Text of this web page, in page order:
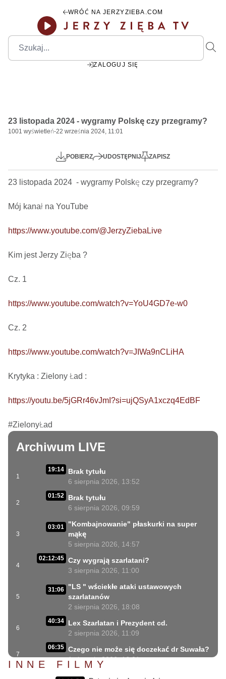
WRÓĆ NA JERZYZIEBA.COM
ZALOGUJ SIĘ
Play
23 listopada 2024 - wygramy Polskę czy przegramy?
1001 wyświetleń-22 września 2024, 11:01
POBIERZ UDOSTĘPNIJ ZAPISZ
23 listopada 2024  - wygramy Polskę czy przegramy?
Mój kanał na YouTube
https://www.youtube.com/@JerzyZiebaLive
Kim jest Jerzy Zięba ?
Cz. 1
https://www.youtube.com/watch?v=YoU4GD7e-w0
Cz. 2
https://www.youtube.com/watch?v=JIWa9nCLiHA
Krytyka : Zielony Ład :
https://youtu.be/5jGRr46vJmI?si=ujQSyA1xczq4EdBF
#ZielonyŁad
Archiwum LIVE
1
19:14
Brak tytułu
6 sierpnia 2026, 13:52
2
01:52
Brak tytułu
6 sierpnia 2026, 09:59
3
03:01
"Kombajnowanie" płaskurki na super
mąkę
5 sierpnia 2026, 14:57
4
02:12:45 Czy wygrają szarlatani?
3 sierpnia 2026, 11:00
5
31:06
"LS " wściekłe ataki ustawowych
szarlatanów
2 sierpnia 2026, 18:08
6
40:34
Lex Szarlatan i Prezydent cd.
2 sierpnia 2026, 11:09
7
06:35 Czego nie może się doczekać dr Suwała?
1 sierpnia 2026, 16:01
Szczepionkowa bańka w końcu pękła!
INNE FILMY